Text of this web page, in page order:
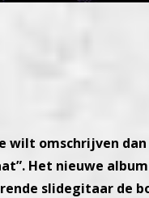
wilt omschrijven
Het nieuwe
slidegitaar de